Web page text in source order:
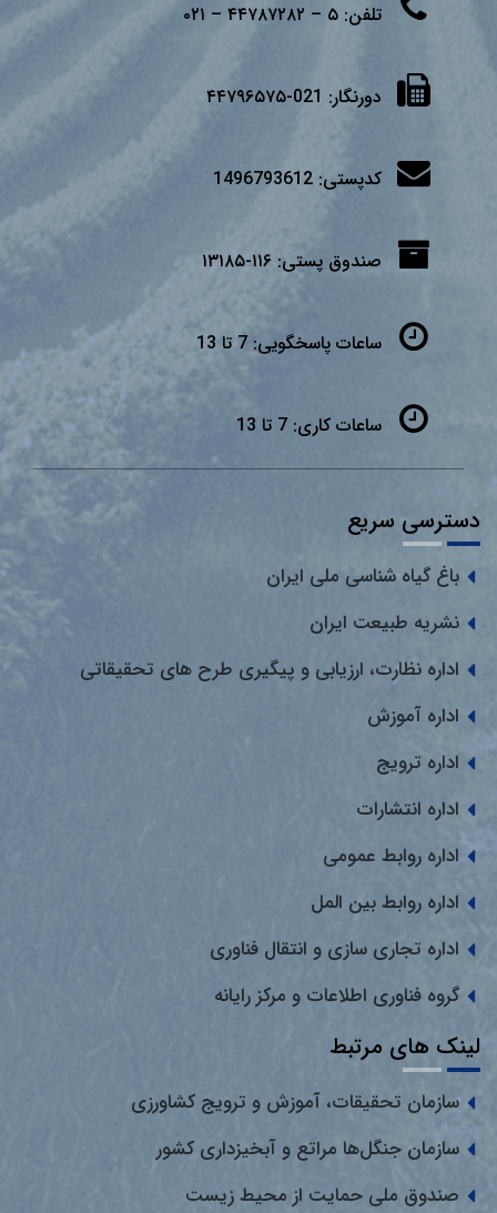
تلفن: ۵ – ۴۴۷۸۷۲۸۲ – ۰۲۱
دورنگار: 021-۴۴۷۹۶۵۷۵
کدپستی: 1496793612
صندوق پستی: ۱۱۶-۱۳۱۸۵
ساعات پاسخگویی: 7 تا 13
ساعات کاری: 7 تا 13
دسترسی سریع
باغ گیاه شناسی ملی ایران
نشریه طبیعت ایران
اداره نظارت، ارزیابی و پیگیری طرح های تحقیقاتی
اداره آموزش
اداره ترویج
اداره انتشارات
اداره روابط عمومی
اداره روابط بین المل
اداره تجاری سازی و انتقال فناوری
گروه فناوری اطلاعات و مرکز رایانه
لینک های مرتبط
سازمان تحقیقات، آموزش و ترویج کشاورزی
سازمان جنگل‌ها مراتع و آبخیزداری کشور
صندوق ملی حمایت از محیط زیست